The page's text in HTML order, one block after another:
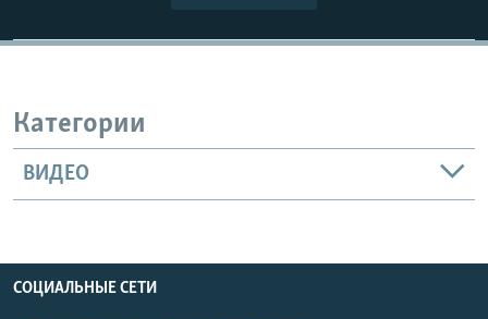
Категории
ВИДЕО
СОЦИАЛЬНЫЕ СЕТИ